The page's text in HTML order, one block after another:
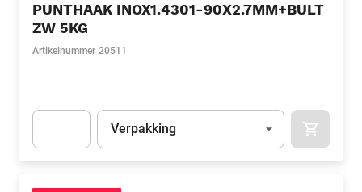
PUNTHAAK INOX1.4301-90X2.7MM+BULT
ZW 5KG
Artikelnummer 20511
Eenheid
Verpakking